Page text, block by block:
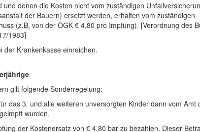
denen die Kosten nicht vom zuständigen
der Bauern) ersetzt werden, erhalten vom zuständigen
(z.B. von der ÖGK € 4,80 pro Impfung). [Verordnung des
1983]
der Krankenkasse einreichen.
gilt folgende Sonderregelung:
das 3. und alle weiteren unversorgten Kinder dann vom Amt
wurden.
der Kostenersatz von € 4,80 bar zu bezahlen. Dieser